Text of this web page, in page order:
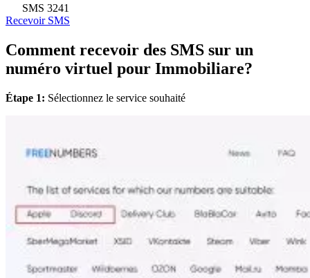
SMS 3241
Recevoir SMS
Comment recevoir des SMS sur un
numéro virtuel pour Immobiliare?
Étape 1: Sélectionnez le service souhaité